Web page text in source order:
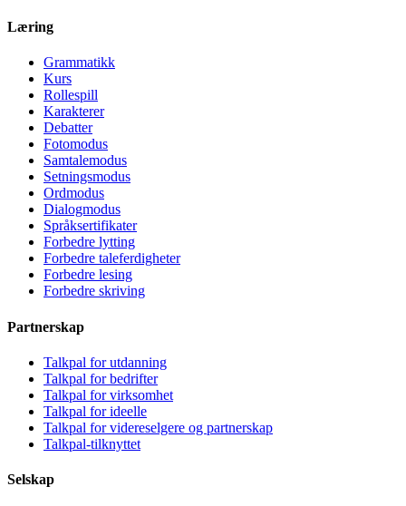
Læring
Grammatikk
Kurs
Rollespill
Karakterer
Debatter
Fotomodus
Samtalemodus
Setningsmodus
Ordmodus
Dialogmodus
Språksertifikater
Forbedre lytting
Forbedre taleferdigheter
Forbedre lesing
Forbedre skriving
Partnerskap
Talkpal for utdanning
Talkpal for bedrifter
Talkpal for virksomhet
Talkpal for ideelle
Talkpal for videreselgere og partnerskap
Talkpal-tilknyttet
Selskap